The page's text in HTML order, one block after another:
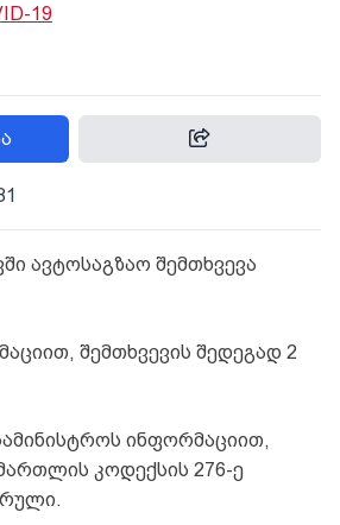
19
ავტოსაგზაო შემთხვევა
შემთხვევის შედეგად 2
ინფორმაციით,
კოდექსის 276-ე